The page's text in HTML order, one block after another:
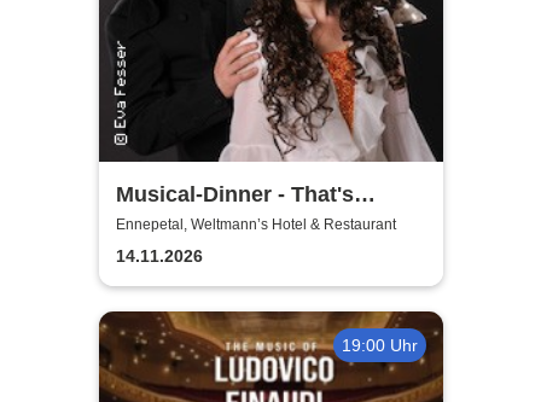
Musical-Dinner - That's
Entertainment
Ennepetal, Weltmann’s Hotel & Restaurant
14.11.2026
19:00 Uhr